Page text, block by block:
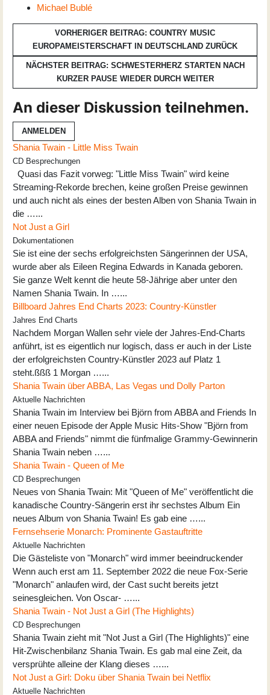
Michael Bublé
VORHERIGER BEITRAG: COUNTRY MUSIC
EUROPAMEISTERSCHAFT IN DEUTSCHLAND ZURÜCK
NÄCHSTER BEITRAG: SCHWESTERHERZ STARTEN NACH
KURZER PAUSE WIEDER DURCH WEITER
An dieser Diskussion teilnehmen.
ANMELDEN
Shania Twain - Little Miss Twain
CD Besprechungen
Quasi das Fazit vorweg: "Little Miss Twain" wird keine
Streaming-Rekorde brechen, keine großen Preise gewinnen
und auch nicht als eines der besten Alben von Shania Twain in
die …...
Not Just a Girl
Dokumentationen
Sie ist eine der sechs erfolgreichsten Sängerinnen der USA,
wurde aber als Eileen Regina Edwards in Kanada geboren.
Sie ganze Welt kennt die heute 58-Jährige aber unter den
Namen Shania Twain. In …...
Billboard Jahres End Charts 2023: Country-Künstler
Jahres End Charts
Nachdem Morgan Wallen sehr viele der Jahres-End-Charts
anführt, ist es eigentlich nur logisch, dass er auch in der Liste
der erfolgreichsten Country-Künstler 2023 auf Platz 1
steht.ßßß 1 Morgan …...
Shania Twain über ABBA, Las Vegas und Dolly Parton
Aktuelle Nachrichten
Shania Twain im Interview bei Björn from ABBA and Friends In
einer neuen Episode der Apple Music Hits-Show "Björn from
ABBA and Friends" nimmt die fünfmalige Grammy-Gewinnerin
Shania Twain neben …...
Shania Twain - Queen of Me
CD Besprechungen
Neues von Shania Twain: Mit "Queen of Me" veröffentlicht die
kanadische Country-Sängerin erst ihr sechstes Album Ein
neues Album von Shania Twain! Es gab eine …...
Fernsehserie Monarch: Prominente Gastauftritte
Aktuelle Nachrichten
Die Gästeliste von "Monarch" wird immer beeindruckender
Wenn auch erst am 11. September 2022 die neue Fox-Serie
"Monarch" anlaufen wird, der Cast sucht bereits jetzt
seinesgleichen. Von Oscar- …...
Shania Twain - Not Just a Girl (The Highlights)
CD Besprechungen
Shania Twain zieht mit "Not Just a Girl (The Highlights)" eine
Hit-Zwischenbilanz Shania Twain. Es gab mal eine Zeit, da
versprühte alleine der Klang dieses …...
Not Just a Girl: Doku über Shania Twain bei Netflix
Aktuelle Nachrichten